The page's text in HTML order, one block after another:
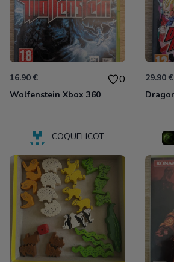
16.90 € 0
Wolfenstein Xbox 360
29.90 €
COQUELICOT